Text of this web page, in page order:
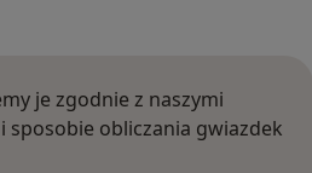
je zgodnie z naszymi
sposobie obliczania gwiazdek